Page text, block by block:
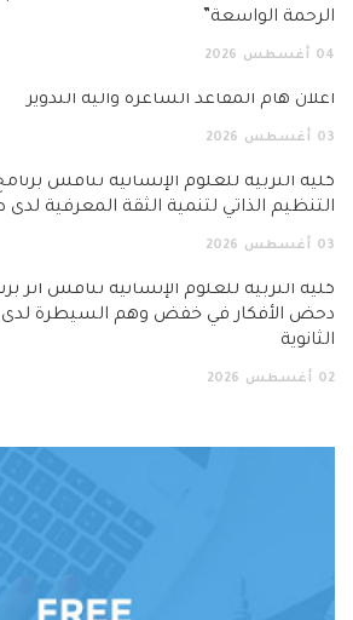
الرحمة الواسعة”
04 أغسطس 2026
اعلان هام المقاعد الشاغرة وآلية التدوير
03 أغسطس 2026
كلية التربية للعلوم الإنسانية تناقش
التنظيم الذاتي لتنمية الثقة المعرفية
03 أغسطس 2026
كلية التربية للعلوم الإنسانية تناقش أثر
دحض الأفكار في خفض وهم السيطرة لدى
الثانوية
02 أغسطس 2026